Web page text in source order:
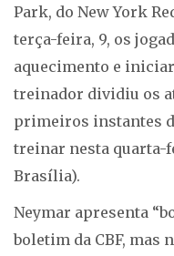
Park, do New York
terça-feira, 9, os
aquecimento e
treinador dividiu os
primeiros instantes
treinar nesta quarta-
Brasília).
Neymar apresenta
boletim da CBF, mas